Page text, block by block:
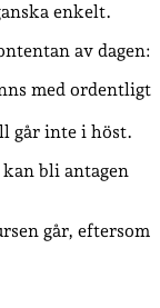
enkelt.
av dagen:
med ordentligt
går inte i höst.
bli antagen
går, eftersom